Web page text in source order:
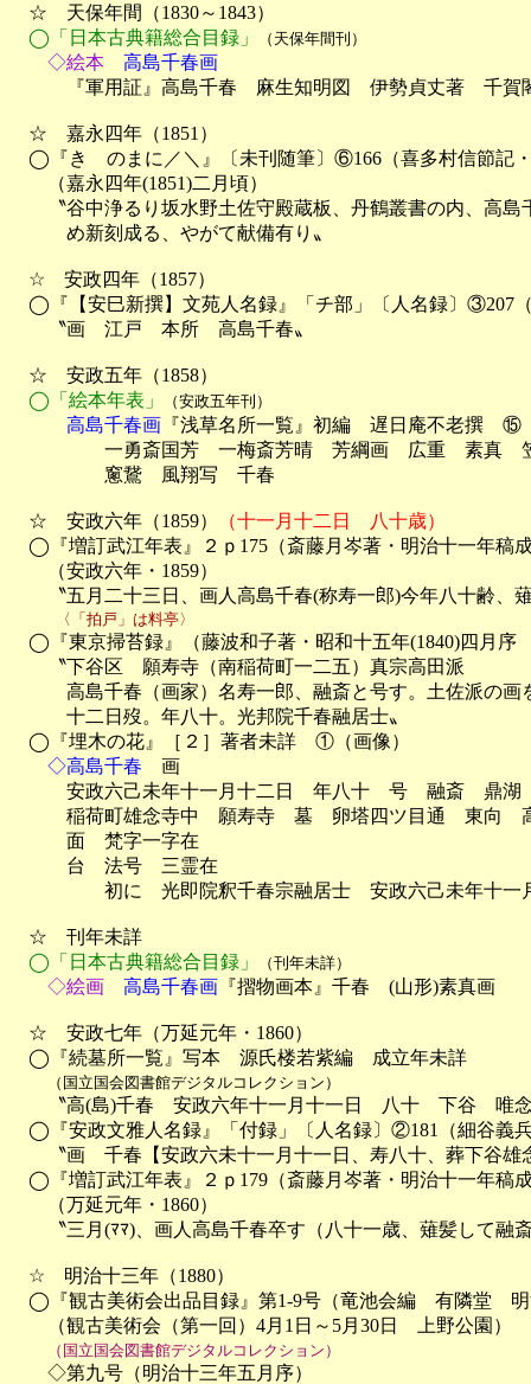
☆　天保年間（1830～1843）
◯「日本古典籍総合目録」
（天保年間刊）
◇絵本 高島千春画
『軍用証』高島千春　麻生知明図　伊勢貞丈著　千賀
☆　嘉永四年（1851）
◯『きゝのまに／＼』〔未刊随筆〕⑥166（喜多村信節記
（嘉永四年(1851)二月頃）
〝谷中浄るり坂水野土佐守殿蔵板、丹鶴叢書の内、高島
め新刻成る、やがて献備有り〟
☆　安政四年（1857）
◯『【安巳新撰】文苑人名録』「チ部」〔人名録〕③207
〝画　江戸　本所　高島千春〟
☆　安政五年（1858）
◯「絵本年表」
（安政五年刊）
高島千春画 『浅草名所一覧』初編　遅日庵不老撰　⑮
一勇斎国芳　一梅斎芳晴　芳綱画　広重　素真　笠
窻鵞　風翔写　千春
☆　安政六年（1859）
（十一月十二日　八十歳）
◯『増訂武江年表』２ｐ175（斎藤月岑著・明治十一年稿
（安政六年・1859）
〝五月二十三日、画人高島千春(称寿一郎)今年八十齢、
〈「拍戸」は料亭〉
◯『東京掃苔録』（藤波和子著・昭和十五年(1840)四月序
〝下谷区　願寿寺（南稲荷町一二五）真宗高田派
高島千春（画家）名寿一郎、融斎と号す。土佐派の画
十二日歿。年八十。光邦院千春融居士〟
◯『埋木の花』［２］著者未詳　①（画像）
◇高島千春 画
安政六己未年十一月十二日　年八十　号　融斎　鼎湖
稲荷町雄念寺中　願寿寺　墓　卵塔四ツ目通　東向　
面　梵字一字在
台　法号　三霊在
初に　光即院釈千春宗融居士　安政六己未年十一
☆　刊年未詳
◯「日本古典籍総合目録」
（刊年未詳）
◇絵画 高島千春画 『摺物画本』千春　(山形)素真画
☆　安政七年（万延元年・1860）
◯『続墓所一覧』写本　源氏楼若紫編　成立年未詳
（国立国会図書館デジタルコレクション）
〝高(島)千春　安政六年十一月十一日　八十　下谷　唯
◯『安政文雅人名録』「付録」〔人名録〕②181（細谷義
〝画　千春【安政六未十一月十一日、寿八十、葬下谷雄
◯『増訂武江年表』２ｐ179（斎藤月岑著・明治十一年稿
（万延元年・1860）
〝三月(ﾏﾏ)、画人高島千春卒す（八十一歳、薙髪して融
☆　明治十三年（1880）
◯『観古美術会出品目録』第1-9号（竜池会編　有隣堂　明
（観古美術会（第一回）4月1日～5月30日　上野公園）
（国立国会図書館デジタルコレクション）
◇第九号（明治十三年五月序）